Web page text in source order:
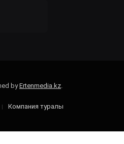
byErtenmedia.kz.
Компания туралы